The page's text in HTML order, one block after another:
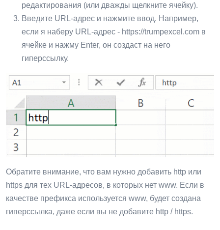
редактирования (или дважды щелкните ячейку).
Введите URL-адрес и нажмите ввод. Например,
если я наберу URL-адрес - https://trumpexcel.com в
ячейке и нажму Enter, он создаст на него
гиперссылку.
Обратите внимание, что вам нужно добавить http или
https для тех URL-адресов, в которых нет www. Если в
качестве префикса используется www, будет создана
гиперссылка, даже если вы не добавите http / https.